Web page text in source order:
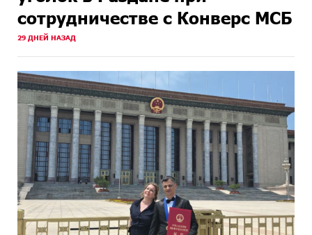
сотрудничестве с Конверс МСБ
29 ДНЕЙ НАЗАД